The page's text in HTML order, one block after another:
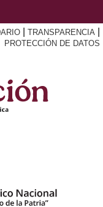
TRANSPARENCIA
PROTECCIÓN DE DATOS